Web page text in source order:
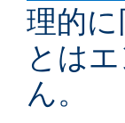
理的
とは
ん。